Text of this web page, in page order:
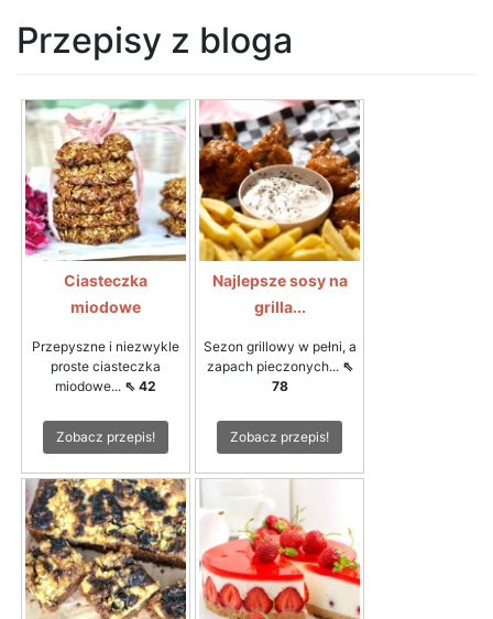
Przepisy z bloga
Ciasteczka
miodowe
Przepyszne i niezwykle
proste ciasteczka
miodowe... ⇖ 42
Zobacz przepis!
Najlepsze sosy na
grilla...
Sezon grillowy w pełni, a
zapach pieczonych... ⇖
78
Zobacz przepis!